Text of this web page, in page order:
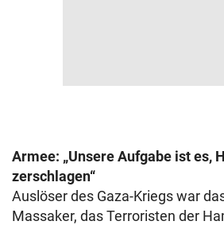
Armee: „Unsere Aufgabe ist es,
zerschlagen“
Auslöser des Gaza-Kriegs war
Massaker, das Terroristen der